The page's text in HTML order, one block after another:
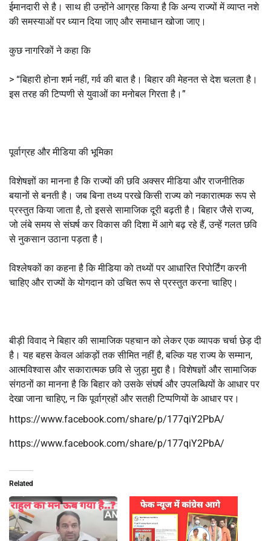
ईमानदारी से है। साथ ही उन्होंने आग्रह किया है कि अन्य राज्यों में व्याप्त नशे
की समस्याओं पर ध्यान दिया जाए और समाधान खोजा जाए।
कुछ नागरिकों ने कहा कि
> “बिहारी होना शर्म नहीं, गर्व की बात है। बिहार की मेहनत से देश चलता है।
इस तरह की टिप्पणी से युवाओं का मनोबल गिरता है।”
पूर्वाग्रह और मीडिया की भूमिका
विशेषज्ञों का मानना है कि राज्यों की छवि अक्सर मीडिया और राजनीतिक
बयानों से बनती है। जब बिना तथ्य परखे किसी राज्य को नकारात्मक रूप से
प्रस्तुत किया जाता है, तो इससे सामाजिक दूरी बढ़ती है। बिहार जैसे राज्य,
जो लंबे समय से संघर्ष कर विकास की दिशा में आगे बढ़ रहे हैं, उन्हें गलत छवि
से नुकसान उठाना पड़ता है।
विश्लेषकों का कहना है कि मीडिया को तथ्यों पर आधारित रिपोर्टिंग करनी
चाहिए और राज्यों के योगदान को उचित रूप से प्रस्तुत करना चाहिए।
बीड़ी विवाद ने बिहार की सामाजिक पहचान को लेकर एक व्यापक चर्चा छेड़ दी
है। यह बहस केवल आंकड़ों तक सीमित नहीं है, बल्कि यह राज्य के सम्मान,
आत्मविश्वास और सकारात्मक छवि से जुड़ा मुद्दा है। विशेषज्ञों और सामाजिक
संगठनों का मानना है कि बिहार को उसके संघर्ष और उपलब्धियों के आधार पर
देखा जाना चाहिए, न कि पूर्वाग्रहों और सतही टिप्पणियों के आधार पर।
https://www.facebook.com/share/p/177qiY2PbA/
https://www.facebook.com/share/p/177qiY2PbA/
Related